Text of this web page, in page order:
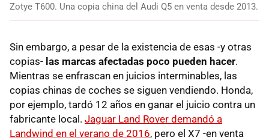
Zotye T600. Una copia china del Audi Q5 en venta desde 2013.
Sin embargo, a pesar de la existencia de esas -y otras
copias- las marcas afectadas poco pueden hacer.
Mientras se enfrascan en juicios interminables, las
copias chinas de coches se siguen vendiendo. Honda,
por ejemplo, tardó 12 años en ganar el juicio contra un
fabricante local. Jaguar Land Rover demandó a
Landwind en el verano de 2016, pero el X7 -en venta